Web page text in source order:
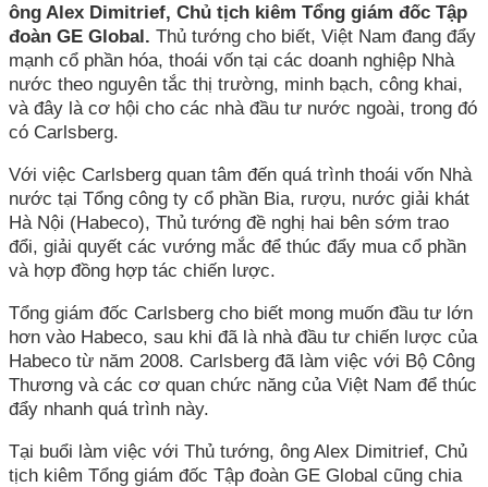
ông Alex Dimitrief, Chủ tịch kiêm Tổng giám đốc Tập
đoàn GE Global. Thủ tướng cho biết, Việt Nam đang đẩy
mạnh cổ phần hóa, thoái vốn tại các doanh nghiệp Nhà
nước theo nguyên tắc thị trường, minh bạch, công khai,
và đây là cơ hội cho các nhà đầu tư nước ngoài, trong đó
có Carlsberg.
Với việc Carlsberg quan tâm đến quá trình thoái vốn Nhà
nước tại Tổng công ty cổ phần Bia, rượu, nước giải khát
Hà Nội (Habeco), Thủ tướng đề nghị hai bên sớm trao
đổi, giải quyết các vướng mắc để thúc đẩy mua cổ phần
và hợp đồng hợp tác chiến lược.
Tổng giám đốc Carlsberg cho biết mong muốn đầu tư lớn
hơn vào Habeco, sau khi đã là nhà đầu tư chiến lược của
Habeco từ năm 2008. Carlsberg đã làm việc với Bộ Công
Thương và các cơ quan chức năng của Việt Nam để thúc
đẩy nhanh quá trình này.
Tại buổi làm việc với Thủ tướng, ông Alex Dimitrief, Chủ
tịch kiêm Tổng giám đốc Tập đoàn GE Global cũng chia